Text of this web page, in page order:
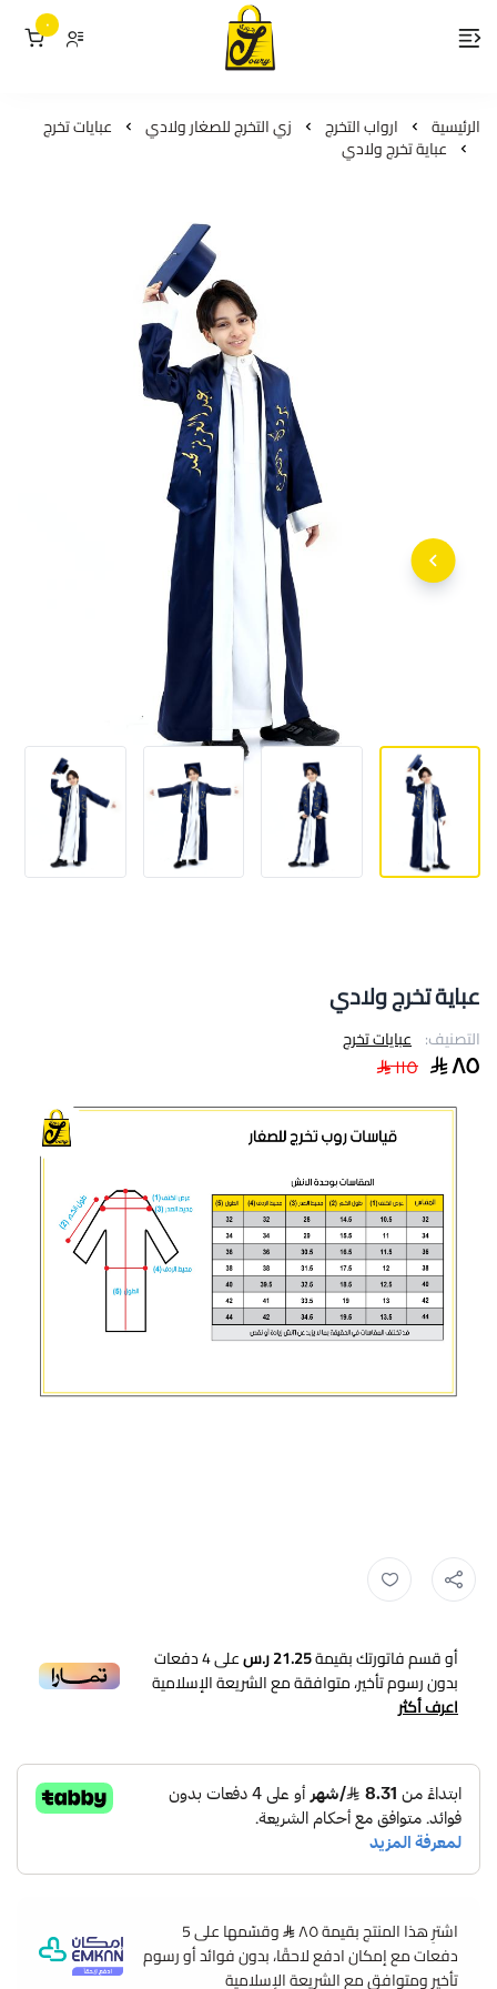
لمسات جوري
٠
الرئيسية ارواب التخرج زي التخرج للصغار ولادي عبايات تخرج
عباية تخرج ولادي
عباية تخرج ولادي
التصنيف: عبايات تخرج
٨٥ ١١٥
ارواب , روب تخرج اطفال ,
أو قسم فاتورتك بقيمة21.25 ر.س على4دفعات
بدون رسوم تأخير، متوافقة مع الشريعة الإسلامية
اعرف أكثر
اشترِ هذا المنتج بقيمة ٨٥
وقسّمها على 5
دفعات مع إمكان ادفع لاحقًا، بدون فوائد أو رسوم
تأخير ومتوافق مع الشريعة الإسلامية